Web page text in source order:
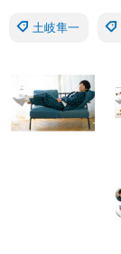
土岐隼一